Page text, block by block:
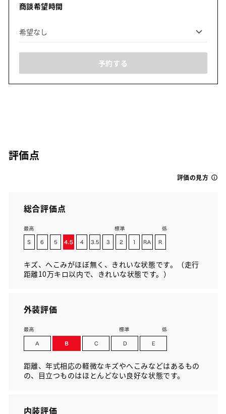
商談希望時間
予約する
評価点
評価の見方
総合評価点
キズ、へこみがほぼ無く、きれいな状態です。（走行
距離10万キロ以内で、きれいな状態です。）
外装評価
距離、年式相応の軽微なキズやへこみなどはあるもの
の、目立つものはほとんどない良好な状態です。
内装評価